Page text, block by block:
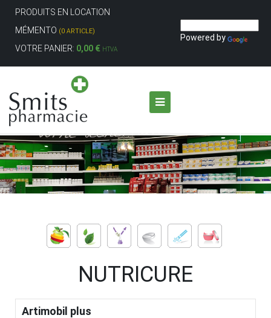
Aller au contenu
PRODUITS EN LOCATION
MÉMENTO (0 ARTICLE)
VOTRE PANIER: 0,00 € HTVA
NUTRICURE
Artimobil plus
Powered by